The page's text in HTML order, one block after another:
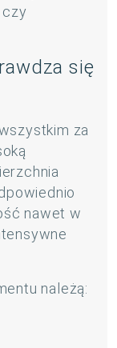
się
za
nawet w
należą: